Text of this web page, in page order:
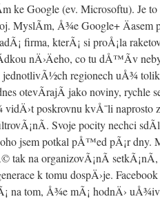
ke Google (ev. Microsoftu). Je
MyslÃ­m, Å¾e Google+ Äasem
firma, kterÃ¡ si proÅ¡la
nÄ›Äeho, co tu dÅ™Ã­v
jednotlivÃ½ch regionech uÅ¾
otevÃ­rajÃ­ jako noviny, rychle
poskrovnu kvÅ¯li
Svoje pocity nechci
jsem potkal pÅ™ed pÃ¡r
tak na organizovÃ¡nÃ­
k tomu dospÄ›je.
na tom, Å¾e mÃ¡ hodnÄ›